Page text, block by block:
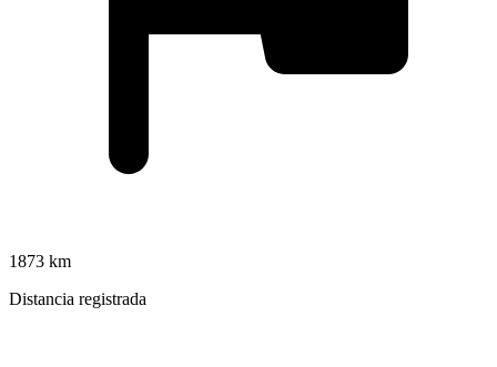
1873 km
Distancia registrada